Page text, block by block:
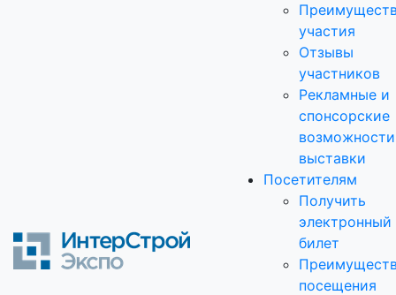
участия
Отзывы
участников
Рекламные и
спонсорские
возможности
выставки
Посетителям
Получить
электронный
билет
посещения